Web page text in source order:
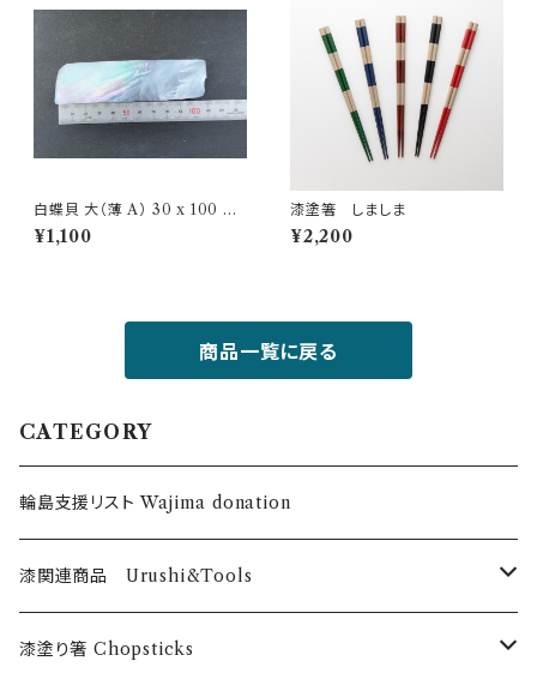
白蝶貝 大（薄 A） 30 x 100 m
m Shirochogai
¥1,100
漆塗箸 しましま
¥2,200
商品一覧に戻る
CATEGORY
輪島支援リスト Wajima donation
漆関連商品 Urushi&Tools
漆 Urushi
漆塗り箸 Chopsticks